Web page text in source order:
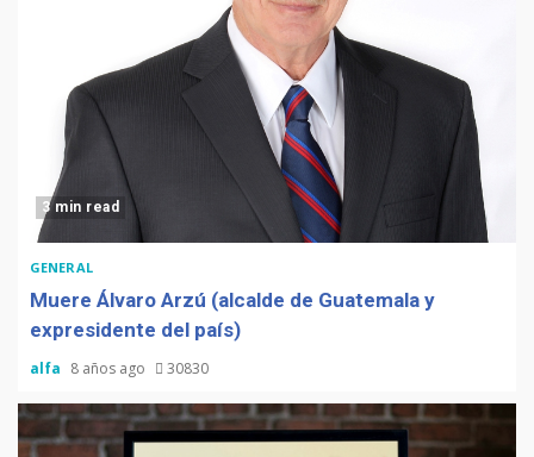
3 min read
GENERAL
Muere Álvaro Arzú (alcalde de Guatemala y
expresidente del país)
alfa 8 años ago 30830